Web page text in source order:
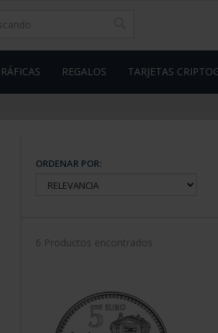
REGALOS TARJETAS
ORDENAR POR:
6 Productos encontrados